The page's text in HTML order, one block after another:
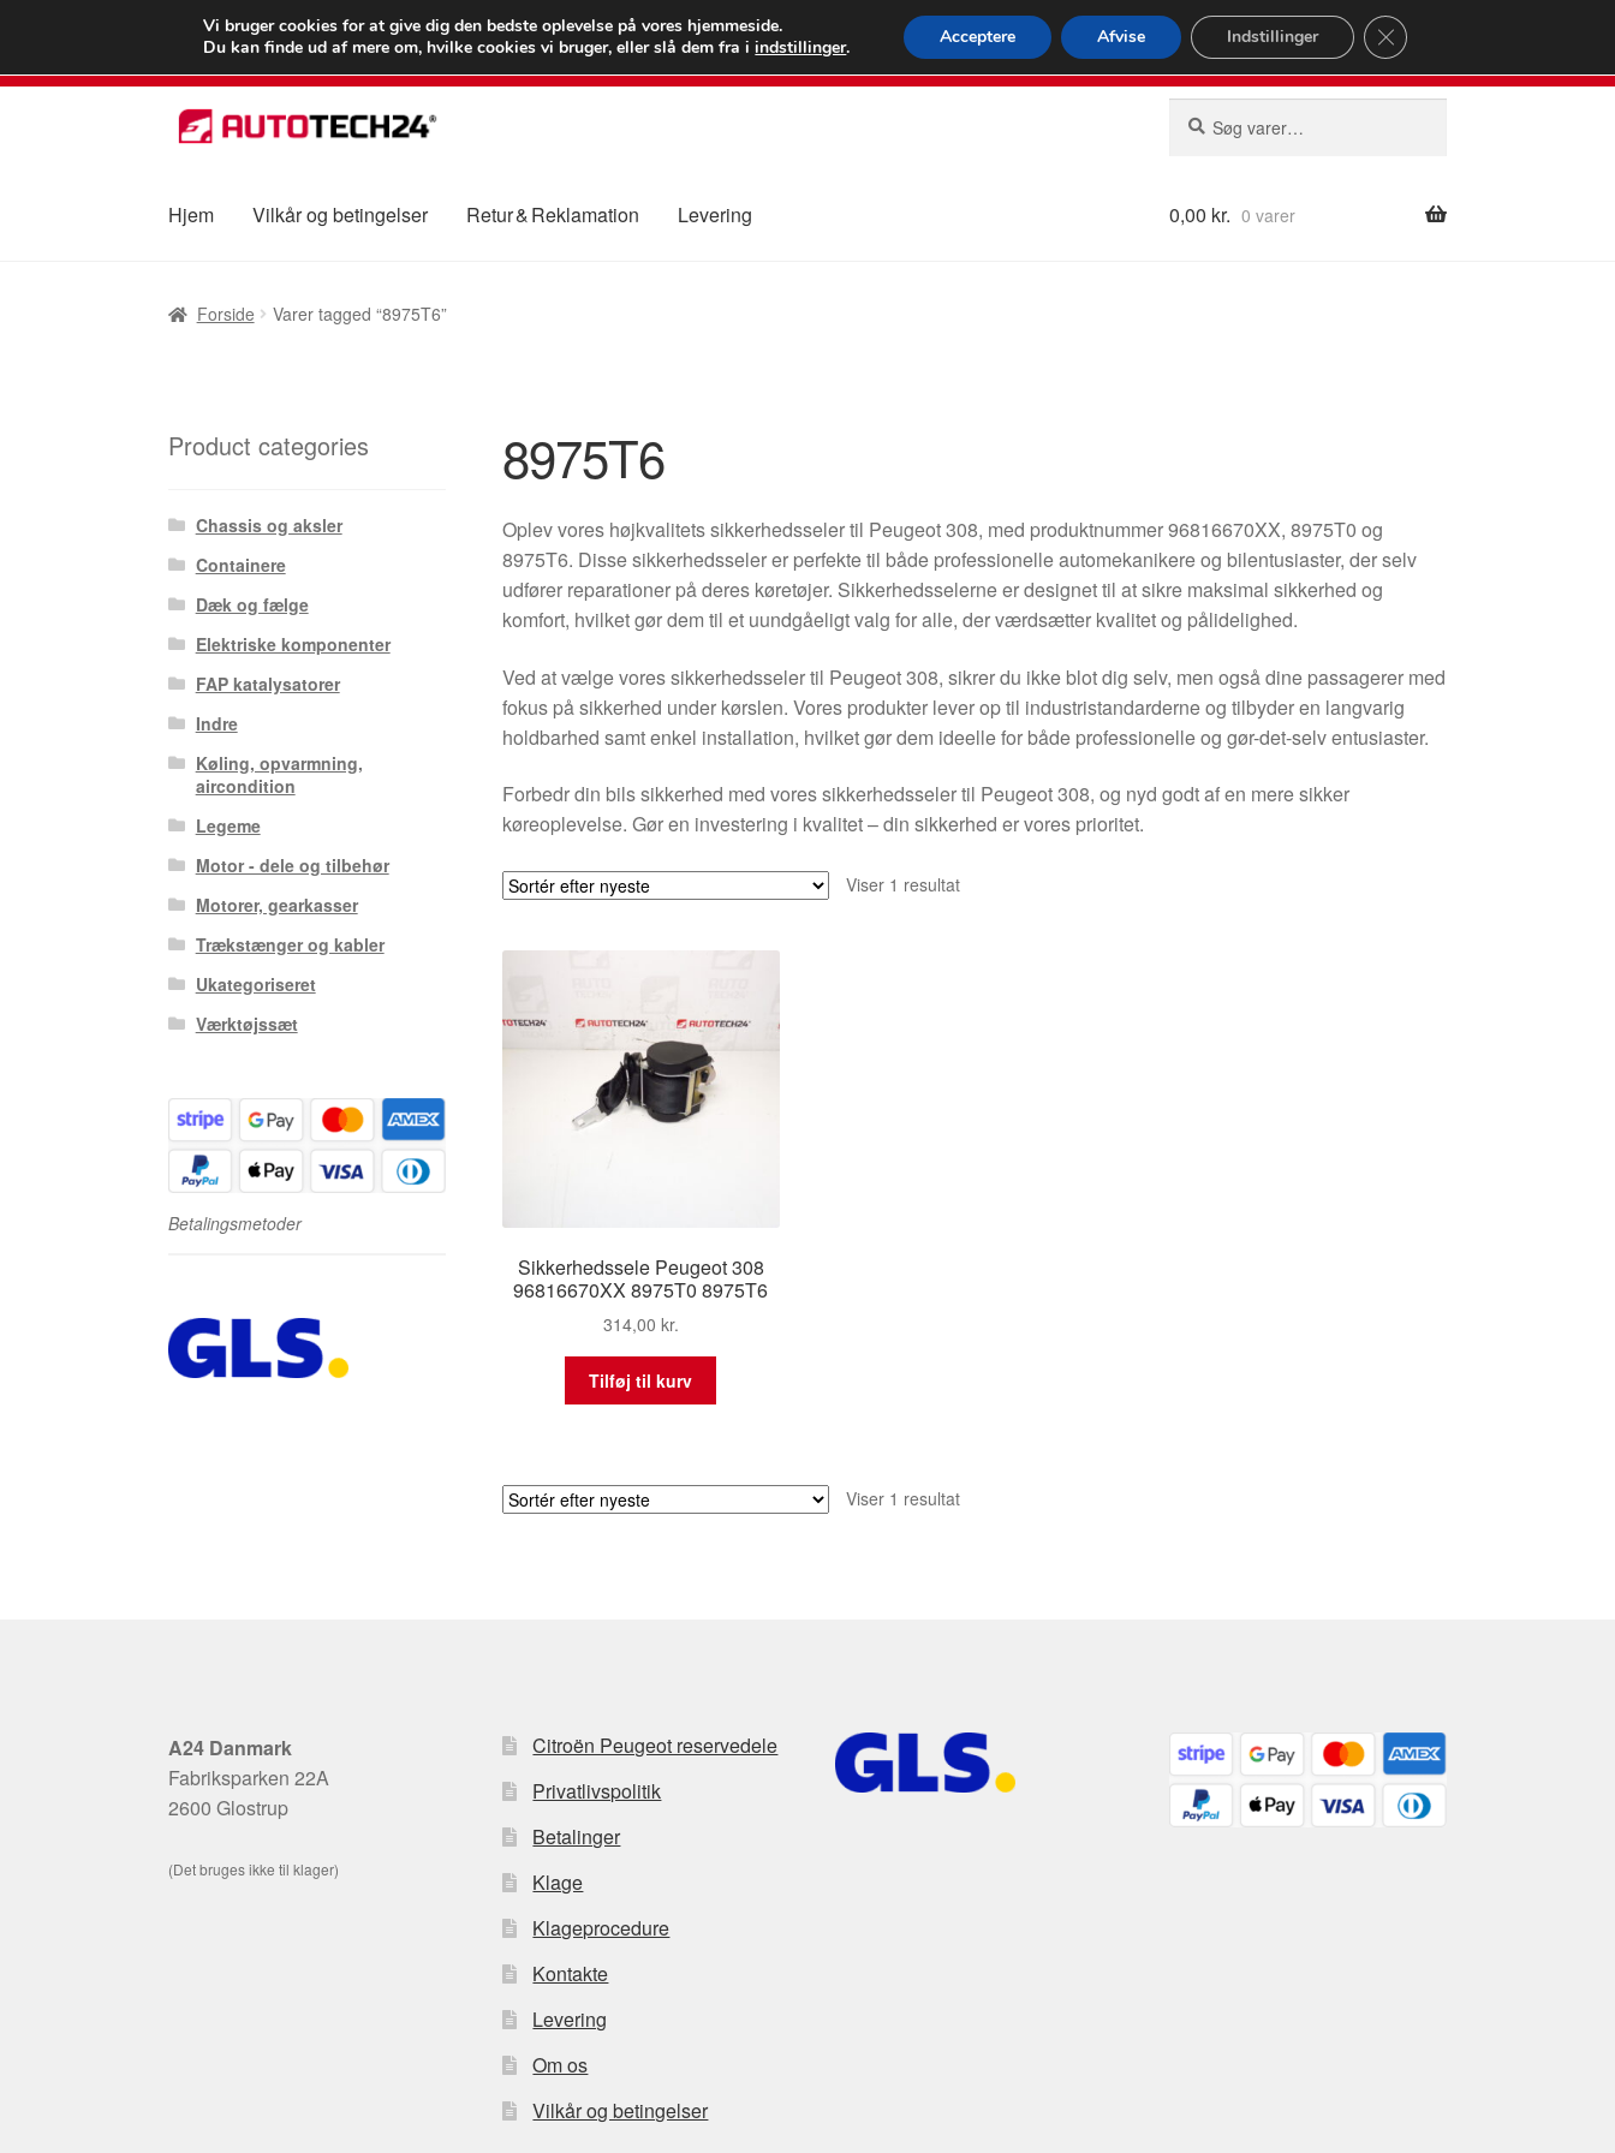
LEVERING fra 55 kr.
FEDEX verdensomspændende forsendelse
80 82 72 02Man-fre 9-16
Spring
til
Spring
til
efter:
Hjem Vilkår og betingelser Retur & Reklamation Levering 0,00 kr. 0 varer
Forside Varer tagged “8975T6”
8975T6
Oplev vores højkvalitets sikkerhedsseler til Peugeot 308, med produktnummer 96816670XX, 8975T0 og
8975T6. Disse sikkerhedsseler er perfekte til både professionelle automekanikere og bilentusiaster, der selv
udfører reparationer på deres køretøjer. Sikkerhedsselerne er designet til at sikre maksimal sikkerhed og
komfort, hvilket gør dem til et uundgåeligt valg for alle, der værdsætter kvalitet og pålidelighed.
Ved at vælge vores sikkerhedsseler til Peugeot 308, sikrer du ikke blot dig selv, men også dine passagerer med
fokus på sikkerhed under kørslen. Vores produkter lever op til industristandarderne og tilbyder en langvarig
holdbarhed samt enkel installation, hvilket gør dem ideelle for både professionelle og gør-det-selv entusiaster.
Forbedr din bils sikkerhed med vores sikkerhedsseler til Peugeot 308, og nyd godt af en mere sikker
køreoplevelse. Gør en investering i kvalitet – din sikkerhed er vores prioritet.
Viser 1 resultat
Sikkerhedssele Peugeot 308
96816670XX 8975T0 8975T6
314,00 kr.
Tilføj til kurv
Viser 1 resultat
Product categories
Chassis og aksler
Containere
Dæk og fælge
Elektriske komponenter
FAP katalysatorer
Indre
Køling, opvarmning,
aircondition
Legeme
Motor - dele og tilbehør
Motorer, gearkasser
Trækstænger og kabler
Ukategoriseret
Værktøjssæt
Betalingsmetoder
A24 Danmark
Fabriksparken 22A
2600 Glostrup
(Det bruges ikke til klager)
Citroën Peugeot reservedele
Privatlivspolitik
Betalinger
Klage
Klageprocedure
Kontakte
Levering
Om os
Vilkår og betingelser
Vi bruger cookies for at give dig den bedste oplevelse på vores hjemmeside.
Du kan finde ud af mere om, hvilke cookies vi bruger, eller slå dem fra iindstillinger. Acceptere Afvise Indstillinger Close GDPR Cookie Banner